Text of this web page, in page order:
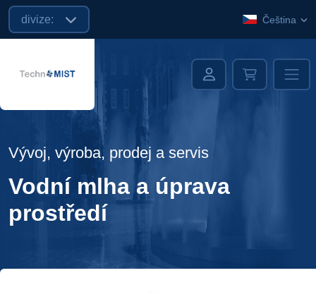
divize: Čeština
Vývoj, výroba, prodej a servis
Vodní mlha a úprava
prostředí